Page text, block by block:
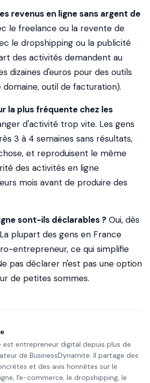
revenus en ligne sans argent de
le freelance ou la revente de
le dropshipping ou la publicité
des activités demandent au
dizaines d'euros pour des outils
outil de facturation).
la plus fréquente chez les
d'activité trop vite. Les gens
3 à 4 semaines sans résultats,
et reproduisent le même
des activités en ligne
mois avant de produire des
sont-ils déclarables ? Oui, dès
plupart des gens en France
entrepreneur, ce qui simplifie
pas déclarer n'est pas une option
de petites sommes.
est entrepreneur digital depuis plus de
de BusinessDynamite. Il partage des
et des avis honnêtes sur le
l'e-commerce, le dropshipping, le